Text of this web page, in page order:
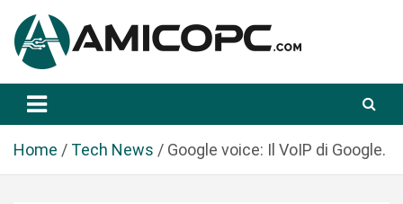
a
Amicopc.com
Home Tech News Google voice: Il VoIP di Google.